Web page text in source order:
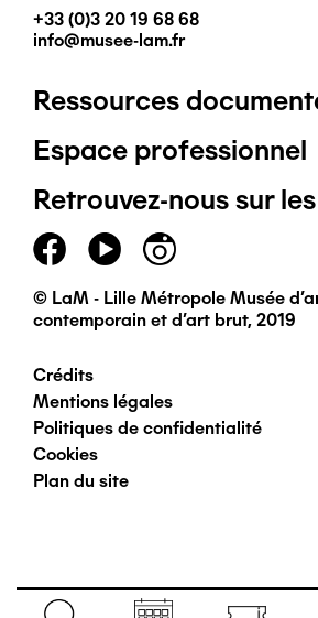
+33 (0)3 20 19 68 68
info@musee-lam.fr
Pied
de
page
principal
Ressources
Espace professionnel
Retrouvez-nous sur
© LaM - Lille Métropole Musée
contemporain et d'art brut, 2019
Pied
de
page
Crédits
Mentions légales
Politiques de confidentialité
Cookies
Plan du site